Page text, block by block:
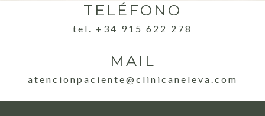
TELÉFONO
tel. +34 915 622 278
MAIL
atencionpaciente@clinicaneleva.com